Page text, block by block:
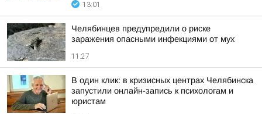
13:01
Челябинцев предупредили о риске
заражения опасными инфекциями от мух
11:27
В один клик: в кризисных центрах Челябинска
запустили онлайн-запись к психологам и
юристам